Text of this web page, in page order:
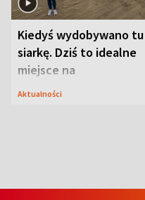
Kiedyś wydobywano tu
siarkę. Dziś to idealne
miejsce na
wypoczynek
Aktualności